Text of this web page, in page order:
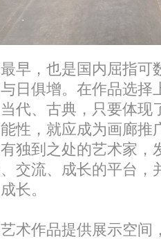
早，也是国内屈指可
日俱增。在作品选择
代、古典，只要体现
性，就应成为画廊推
独到之处的艺术家，
交流、成长的平台，
长。
术作品提供展示空间